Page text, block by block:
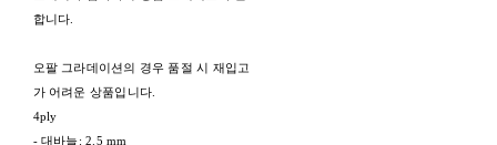
합니다.
오팔 그라데이션의 경우 품절 시 재입고
가 어려운 상품입니다.
4ply
- 대바늘: 2.5 mm